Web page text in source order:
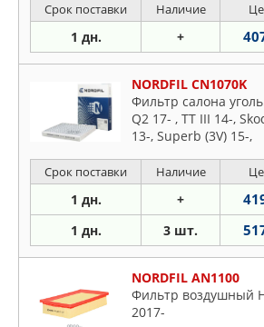
Срок поставки Наличие
1 дн. +
NORDFIL CN1070K
Фильтр салона
Q2 17- , TT III 14-,
13-, Superb (3V) 15-,
Срок поставки Наличие
1 дн. +
1 дн. 3 шт.
NORDFIL AN1100
Фильтр воздушный
2017-